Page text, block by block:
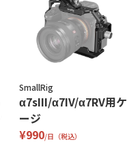
SmallRig
α7sIII/α7IV/α7RV用ケ
ージ
¥990/日（税込）